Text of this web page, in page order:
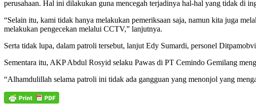
perusahaan. Hal ini dilakukan guna mencegah terjadinya hal-hal yang tidak di
“Selain itu, kami tidak hanya melakukan pemeriksaan saja, namun kita juga
melakukan pengecekan melalui CCTV,” lanjutnya.
Serta tidak lupa, dalam patroli tersebut, lanjut Edy Sumardi, personel
Sementara itu, AKP Abdul Rosyid selaku Pawas di PT Cemindo Gemilang
“Alhamdulillah selama patroli ini tidak ada gangguan yang menonjol yang